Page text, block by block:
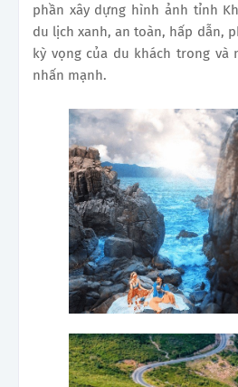
phần xây dựng hình ảnh tỉnh
du lịch xanh, an toàn, hấp dẫn,
kỳ vọng của du khách trong và
nhấn mạnh.